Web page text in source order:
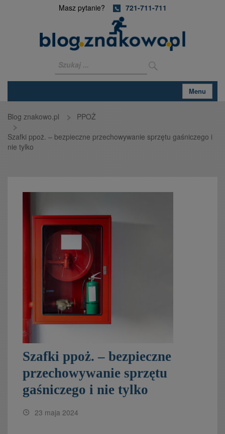
Masz pytanie? 721-711-711
Menu
Blog znakowo.pl
PPOŻ
Szafki ppoż. – bezpieczne przechowywanie sprzętu gaśniczego i
nie tylko
Szafki ppoż. – bezpieczne
przechowywanie sprzętu
gaśniczego i nie tylko
23 maja 2024